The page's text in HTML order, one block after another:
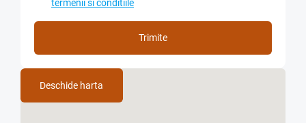
Disponibilitate : apartamentul este disponibil spre
inchiriere, detinem cheile proprietatii si se poate viziona
oricand pe baza de programare telefonica .
Comisionul Agentiei reprezinta 50% din valoarea primei
chirii, platibil o singura data la semnarea contractului de
termenii si conditiile
Trimite
Deschide harta